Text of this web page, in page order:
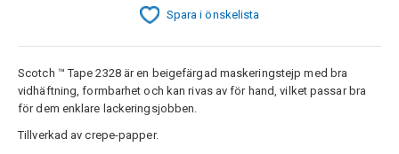
Spara i önskelista
Scotch ™ Tape 2328 är en beigefärgad maskeringstejp med bra
vidhäftning, formbarhet och kan rivas av för hand, vilket passar bra
för dem enklare lackeringsjobben.
Tillverkad av crepe-papper.